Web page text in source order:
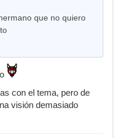
que no quiero
con el tema, pero de
visión demasiado